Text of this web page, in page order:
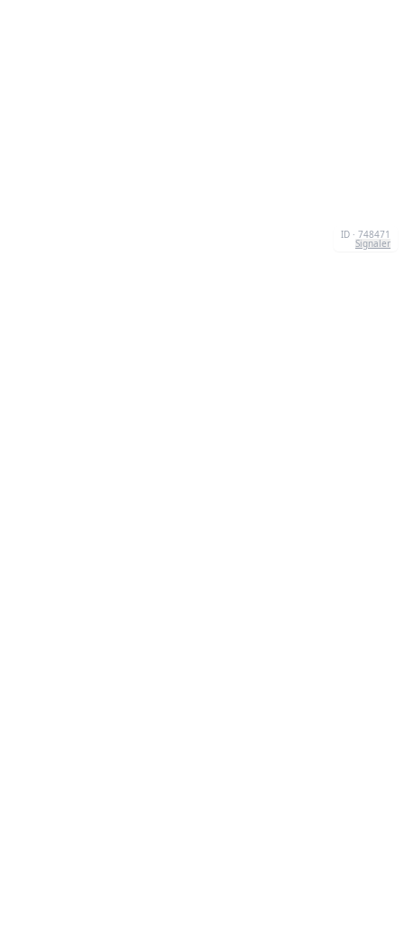
ID · 748471
Signaler